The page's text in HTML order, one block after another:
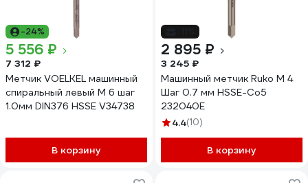
-24%
5 556 ₽
7 312 ₽
Метчик VOELKEL машинный
спиральный левый М 6 шаг
1.0мм DIN376 HSSE V34738
В корзину
2 895 ₽
3 245 ₽
Машинный метчик Ruko М 4
Шаг 0.7 мм HSSE-Co5
232040E
4.4(10)
В корзину